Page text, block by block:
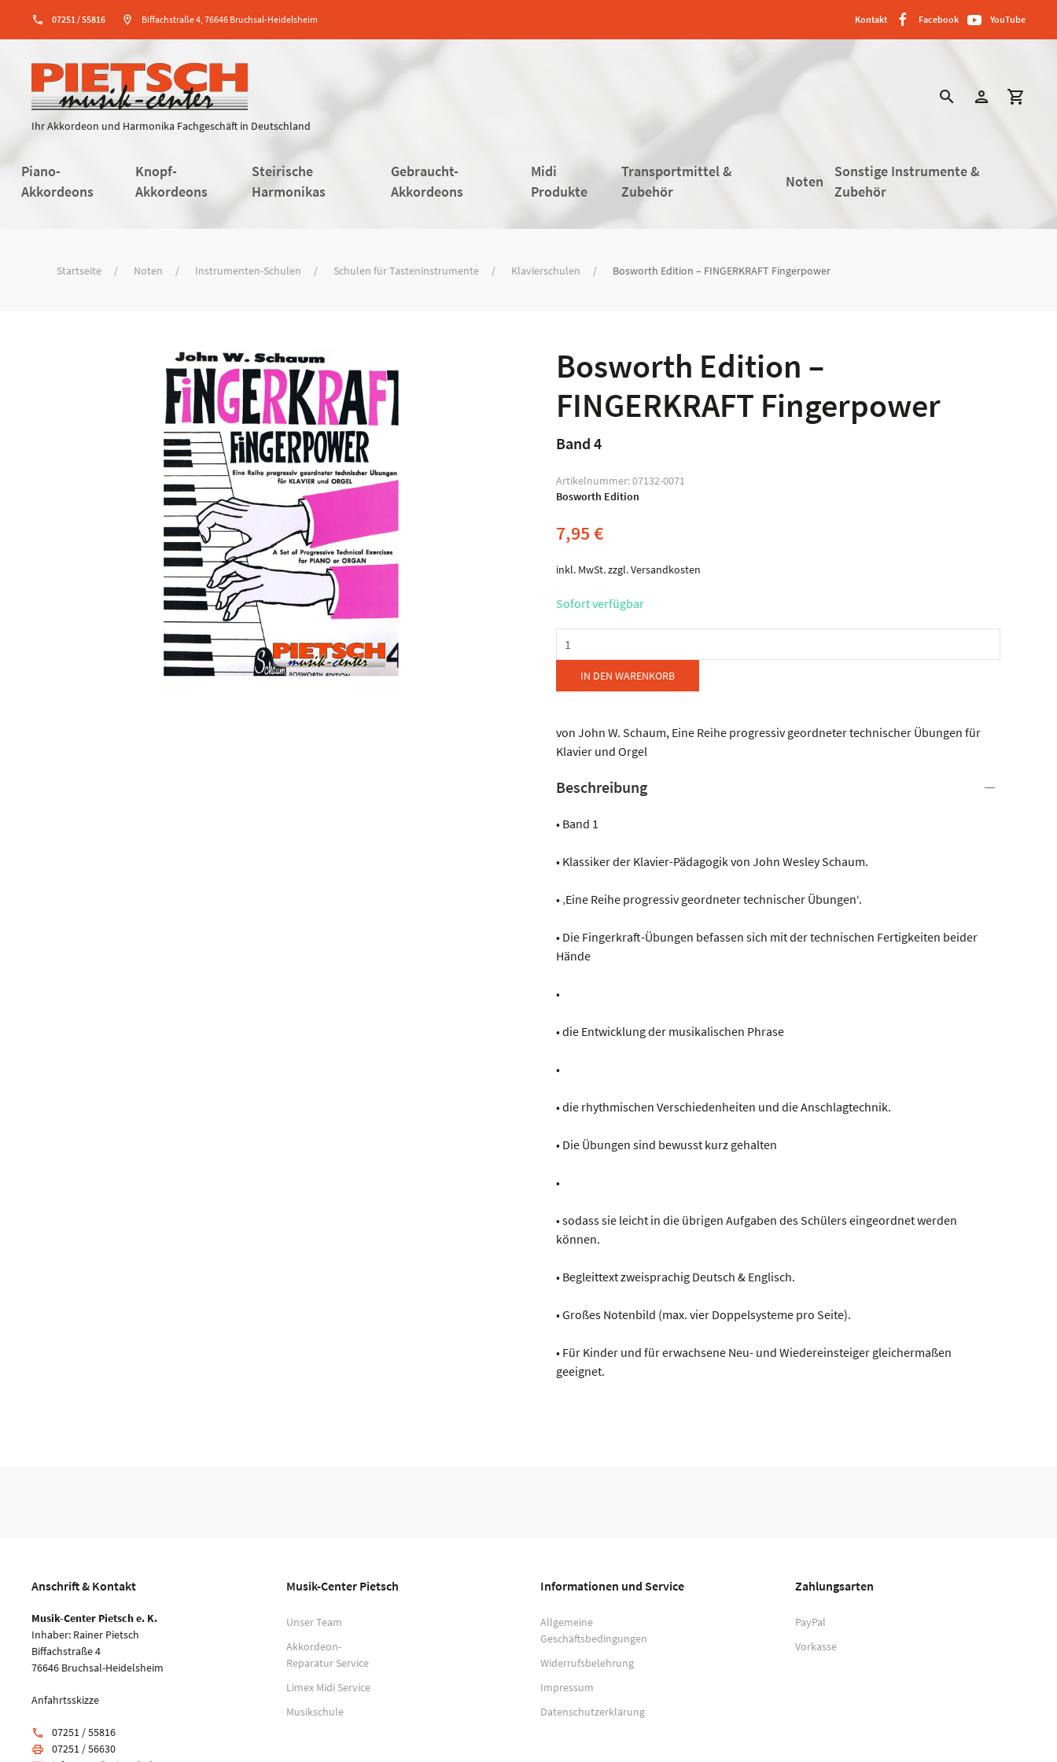
phone 07251 / 55816 location_on Biffachstraße 4, 76646 Bruchsal-Heidelsheim Kontakt Facebook YouTube
Ihr Akkordeon und Harmonika Fachgeschäft in Deutschland
search person shopping_cart
Piano-
Akkordeons
Knopf-
Akkordeons
Steirische
Harmonikas
Gebraucht-
Akkordeons
Midi
Produkte
Transportmittel &
Zubehör
Noten
Sonstige Instrumente &
Zubehör
Startseite Noten Instrumenten-Schulen Schulen für Tasteninstrumente Klavierschulen Bosworth Edition – FINGERKRAFT Fingerpower
Bosworth Edition –
FINGERKRAFT Fingerpower
Band 4
Artikelnummer:07132-0071
Bosworth Edition
7,95€
inkl. MwSt.zzgl.Versandkosten
Sofort verfügbar
Bosworth
Edition
FINGERKRAFT
Menge
IN DEN WARENKORB
von John W. Schaum, Eine Reihe progressiv geordneter technischer Übungen für
Klavier und Orgel
Beschreibung
• Band 1
• Klassiker der Klavier-Pädagogik von John Wesley Schaum.
• ‚Eine Reihe progressiv geordneter technischer Übungen‘.
• Die Fingerkraft-Übungen befassen sich mit der technischen Fertigkeiten beider
Hände
•
• die Entwicklung der musikalischen Phrase
•
• die rhythmischen Verschiedenheiten und die Anschlagtechnik.
• Die Übungen sind bewusst kurz gehalten
•
• sodass sie leicht in die übrigen Aufgaben des Schülers eingeordnet werden
können.
• Begleittext zweisprachig Deutsch & Englisch.
• Großes Notenbild (max. vier Doppelsysteme pro Seite).
• Für Kinder und für erwachsene Neu- und Wiedereinsteiger gleichermaßen
geeignet.
Anschrift & Kontakt
Musik-Center Pietsch e. K.
Inhaber: Rainer Pietsch
Biffachstraße 4
76646 Bruchsal-Heidelsheim
Anfahrtsskizze
phone 07251 / 55816
print 07251 / 56630
Musik-Center Pietsch
Unser Team
Akkordeon-
Reparatur Service
Limex Midi Service
Musikschule
Informationen und Service
Allgemeine
Geschäftsbedingungen
Widerrufsbelehrung
Impressum
Datenschutzerklärung
Zahlungsarten
PayPal
Vorkasse